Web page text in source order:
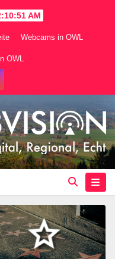
AM
Webcams in OWL
OWL